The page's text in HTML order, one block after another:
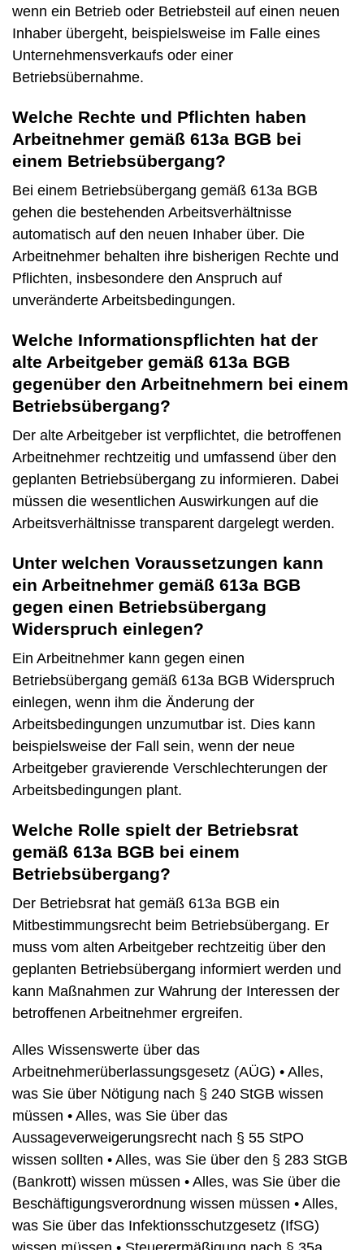
wenn ein Betrieb oder Betriebsteil auf einen neuen
Inhaber übergeht, beispielsweise im Falle eines
Unternehmensverkaufs oder einer
Betriebsübernahme.
Welche Rechte und Pflichten haben
Arbeitnehmer gemäß 613a BGB bei
einem Betriebsübergang?
Bei einem Betriebsübergang gemäß 613a BGB
gehen die bestehenden Arbeitsverhältnisse
automatisch auf den neuen Inhaber über. Die
Arbeitnehmer behalten ihre bisherigen Rechte und
Pflichten, insbesondere den Anspruch auf
unveränderte Arbeitsbedingungen.
Welche Informationspflichten hat der
alte Arbeitgeber gemäß 613a BGB
gegenüber den Arbeitnehmern bei einem
Betriebsübergang?
Der alte Arbeitgeber ist verpflichtet, die betroffenen
Arbeitnehmer rechtzeitig und umfassend über den
geplanten Betriebsübergang zu informieren. Dabei
müssen die wesentlichen Auswirkungen auf die
Arbeitsverhältnisse transparent dargelegt werden.
Unter welchen Voraussetzungen kann
ein Arbeitnehmer gemäß 613a BGB
gegen einen Betriebsübergang
Widerspruch einlegen?
Ein Arbeitnehmer kann gegen einen
Betriebsübergang gemäß 613a BGB Widerspruch
einlegen, wenn ihm die Änderung der
Arbeitsbedingungen unzumutbar ist. Dies kann
beispielsweise der Fall sein, wenn der neue
Arbeitgeber gravierende Verschlechterungen der
Arbeitsbedingungen plant.
Welche Rolle spielt der Betriebsrat
gemäß 613a BGB bei einem
Betriebsübergang?
Der Betriebsrat hat gemäß 613a BGB ein
Mitbestimmungsrecht beim Betriebsübergang. Er
muss vom alten Arbeitgeber rechtzeitig über den
geplanten Betriebsübergang informiert werden und
kann Maßnahmen zur Wahrung der Interessen der
betroffenen Arbeitnehmer ergreifen.
Alles Wissenswerte über das
Arbeitnehmerüberlassungsgesetz (AÜG) • Alles,
was Sie über Nötigung nach § 240 StGB wissen
müssen • Alles, was Sie über das
Aussageverweigerungsrecht nach § 55 StPO
wissen sollten • Alles, was Sie über den § 283 StGB
(Bankrott) wissen müssen • Alles, was Sie über die
Beschäftigungsverordnung wissen müssen • Alles,
was Sie über das Infektionsschutzgesetz (IfSG)